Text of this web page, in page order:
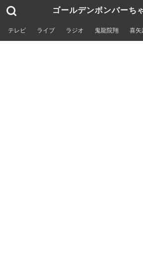
ゴールデンボンバーち
テレビ ライブ ラジオ 鬼龍院翔 喜矢